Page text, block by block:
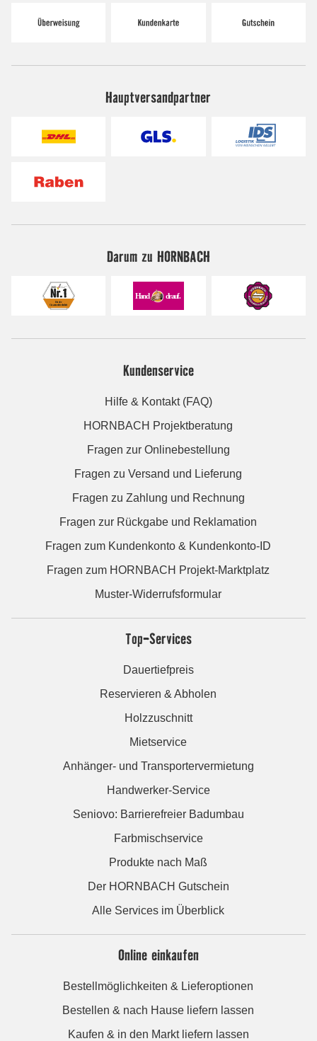
Hauptversandpartner
Darum zu HORNBACH
Kundenservice
Hilfe & Kontakt (FAQ)
HORNBACH Projektberatung
Fragen zur Onlinebestellung
Fragen zu Versand und Lieferung
Fragen zu Zahlung und Rechnung
Fragen zur Rückgabe und Reklamation
Fragen zum Kundenkonto & Kundenkonto-ID
Fragen zum HORNBACH Projekt-Marktplatz
Muster-Widerrufsformular
Top-Services
Dauertiefpreis
Reservieren & Abholen
Holzzuschnitt
Mietservice
Anhänger- und Transportervermietung
Handwerker-Service
Seniovo: Barrierefreier Badumbau
Farbmischservice
Produkte nach Maß
Der HORNBACH Gutschein
Alle Services im Überblick
Online einkaufen
Bestellmöglichkeiten & Lieferoptionen
Bestellen & nach Hause liefern lassen
Kaufen & in den Markt liefern lassen